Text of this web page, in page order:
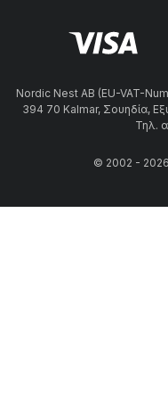
Nordic Nest AB (EU-VAT-
394 70 Kalmar, Σουηδία,
Τηλ.
© 2002 -